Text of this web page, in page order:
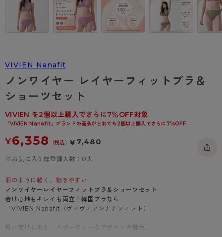
- パンティ部レスストッキング
タイツ
- 柄タイツ
- ひざ下丈タイツ
- 着圧タイツ
ソックス・靴下
レギンス・スパッツ
ショーツ
- レギュラーショーツ
- ガードル・補正ショーツ
肌着・インナー
- 長袖（七分袖以上）
- タンクトップ
- カップ付きインナー
アクティブ・スポーツ
- スポーツブラ
- スポーツボトムス
雑貨・小物
肌着・インナー
スクールソックス
ショーツ
レギュラーショーツ
ボクサー
フェイクタイツ
hotto comfort
BT
スクールタイム
CLINICAL
ハイジュニ
タイツの選び方
はじめての方へ
よくある質問（FAQ）
お支払い方法について
配送方法について
返品・交換について
お問い合わせについて
VIVIEN Nanafit
ノンワイヤー レイヤーフィットブラ＆
ショーツセット
VIVIEN を2個以上購入でさらに7％OFF対象
「VIVIEN Nanafit」ブランドの商品がどれでも2個以上購入でさらに7％OFF
¥6,358 （税込） ¥7,480
お気に入り総登録人数：0人
羽のように軽く、動きやすい
ノンワイヤーレイヤーフィットブラ＆ショーツセット
着け心地もキレイも両立！韓国ブラなら
「VIVIEN Nanafit（ヴィヴィアンナナフィット）」
軽い着け心地と、スポーティーなデザインが魅力。